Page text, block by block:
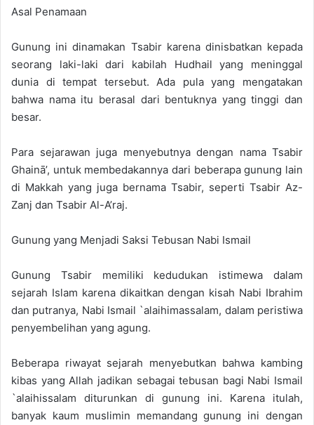
Asal Penamaan
Gunung ini dinamakan Tsabir karena dinisbatkan kepada
seorang laki-laki dari kabilah Hudhail yang meninggal
dunia di tempat tersebut. Ada pula yang mengatakan
bahwa nama itu berasal dari bentuknya yang tinggi dan
besar.
Para sejarawan juga menyebutnya dengan nama Tsabir
Ghainā’, untuk membedakannya dari beberapa gunung lain
di Makkah yang juga bernama Tsabir, seperti Tsabir Az-
Zanj dan Tsabir Al-A’raj.
Gunung yang Menjadi Saksi Tebusan Nabi Ismail
Gunung Tsabir memiliki kedudukan istimewa dalam
sejarah Islam karena dikaitkan dengan kisah Nabi Ibrahim
dan putranya, Nabi Ismail `alaihimassalam, dalam peristiwa
penyembelihan yang agung.
Beberapa riwayat sejarah menyebutkan bahwa kambing
kibas yang Allah jadikan sebagai tebusan bagi Nabi Ismail
`alaihissalam diturunkan di gunung ini. Karena itulah,
banyak kaum muslimin memandang gunung ini dengan